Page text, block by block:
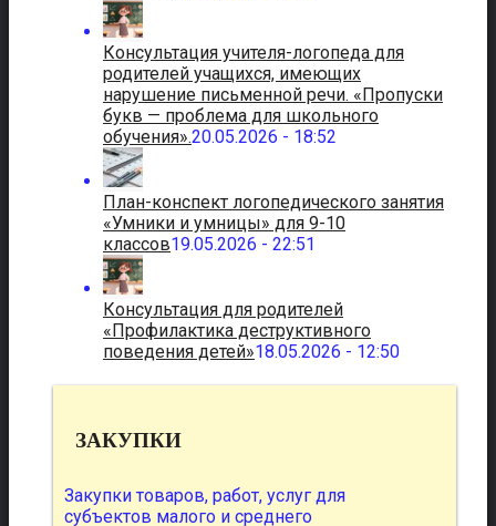
Консультация учителя-логопеда для
родителей учащихся, имеющих
нарушение письменной речи. «Пропуски
букв — проблема для школьного
обучения».20.05.2026 - 18:52
План-конспект логопедического занятия
«Умники и умницы» для 9-10
классов19.05.2026 - 22:51
Консультация для родителей
«Профилактика деструктивного
поведения детей»18.05.2026 - 12:50
ЗАКУПКИ
Закупки товаров, работ, услуг для
субъектов малого и среднего